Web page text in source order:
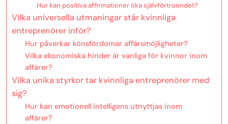
Hur kan positiva affirmationer öka självförtroendet?
Vilka universella utmaningar står kvinnliga
entreprenörer inför?
Hur påverkar könsfördomar affärsmöjligheter?
Vilka ekonomiska hinder är vanliga för kvinnor inom
affärer?
Vilka unika styrkor tar kvinnliga entreprenörer med
sig?
Hur kan emotionell intelligens utnyttjas inom
affärer?